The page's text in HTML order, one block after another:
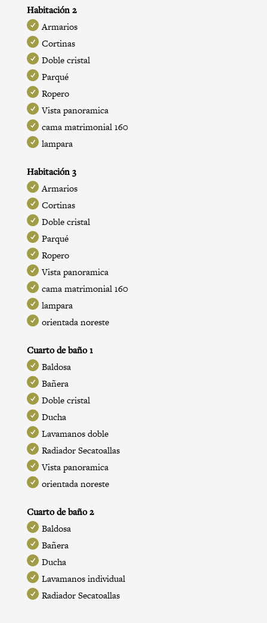
Habitación 2
Armarios
Cortinas
Doble cristal
Parqué
Ropero
Vista panoramica
cama matrimonial 160
lampara
Habitación 3
Armarios
Cortinas
Doble cristal
Parqué
Ropero
Vista panoramica
cama matrimonial 160
lampara
orientada noreste
Cuarto de baño 1
Baldosa
Bañera
Doble cristal
Ducha
Lavamanos doble
Radiador Secatoallas
Vista panoramica
orientada noreste
Cuarto de baño 2
Baldosa
Bañera
Ducha
Lavamanos individual
Radiador Secatoallas